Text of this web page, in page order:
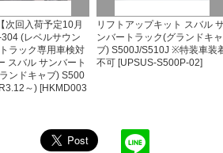
次回入荷予定10月
(レベルサウン
ラック専用車検対
スバル サンバート
ンドキャブ) S500
～) [HKMD003
リフトアップキット スバル
ンバートラック(グランドキャ
ブ) S500J/S510J ※特装車装
不可 [UPSUS-S500P-02]